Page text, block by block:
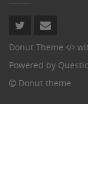
Donut Theme
Powered by
Donut theme